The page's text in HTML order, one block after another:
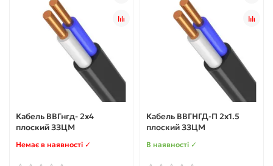
Кабель ВВГнгд- 2х4
плоский ЗЗЦМ
Немає в наявності ✓
Кабель ВВГНГД-П 2х1.5
плоский ЗЗЦМ
В наявності ✓